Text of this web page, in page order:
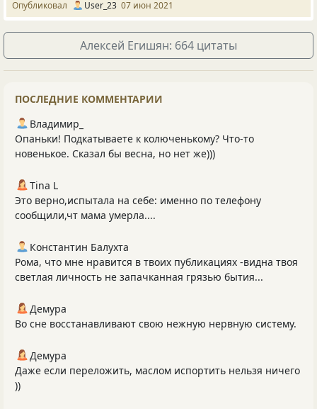
Опубликовал User_23 07 июн 2021
Алексей Егишян: 664 цитаты
ПОСЛЕДНИЕ КОММЕНТАРИИ
Владимир_
Опаньки! Подкатываете к колюченькому? Что-то
новенькое. Сказал бы весна, но нет же)))
Tina L
Это верно,испытала на себе: именно по телефону
сообщили,чт мама умерла....
Константин Балухта
Рома, что мне нравится в твоих публикациях -видна твоя
светлая личность не запачканная грязью бытия...
Демура
Во сне восстанавливают свою нежную нервную систему.
Демура
Даже если переложить, маслом испортить нельзя ничего
))